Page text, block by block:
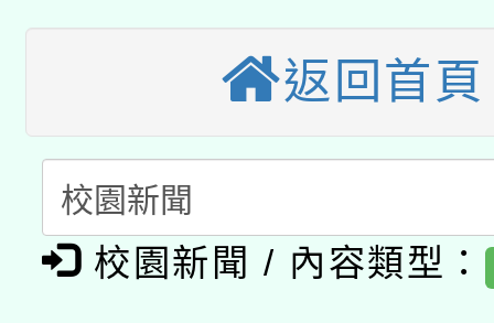
招)
暨閱讀推動專業研習
科技賦能─人工智慧
礎課程
「數位內容與教學軟體
pilot」
有關大陸委員會函釋公
薪期間赴陸應申請許可
轉知經濟部水利署委託
返回首頁
校園新聞 / 內容類型：